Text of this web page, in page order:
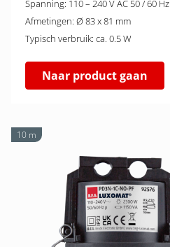
Spanning: 110 – 240 V AC 50 / 60 Hz
Afmetingen: Ø 83 x 81 mm
Typisch verbruik: ca. 0.5 W
Naar product gaan
10 m